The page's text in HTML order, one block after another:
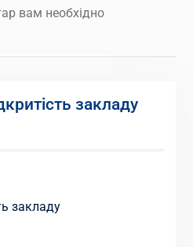
вам необхідно
закладу
закладу